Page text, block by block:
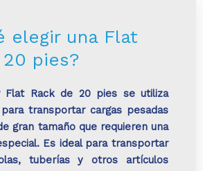
elegir una Flat
20 pies?
Flat Rack de 20 pies se utiliza
transportar cargas pesadas
gran tamaño que requieren una
Es ideal para transportar
tuberías y otros artículos